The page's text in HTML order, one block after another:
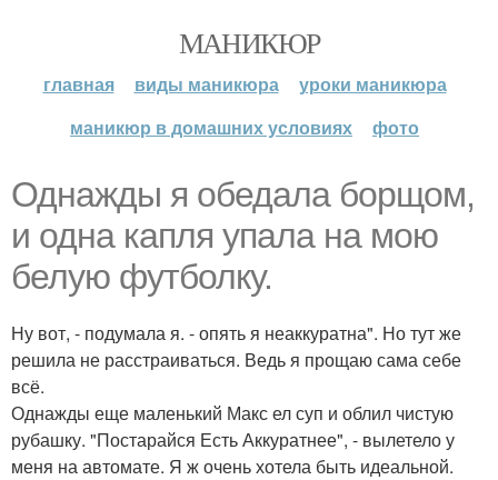
МАНИКЮР
главная виды маникюра
уроки маникюра
маникюр в домашних условиях
фото
Однажды я обедала борщом,
и одна капля упала на мою
белую футболку.
Ну вот, - подумала я. - опять я неаккуратна". Но тут же
решила не расстраиваться. Ведь я прощаю сама себе
всё.
Однажды еще маленький Макс ел суп и облил чистую
рубашку. "Постарайся Есть Аккуратнее", - вылетело у
меня на автомате. Я ж очень хотела быть идеальной.